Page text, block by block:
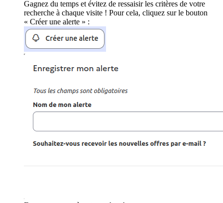
Gagnez du temps et évitez de ressaisir les critères de votre
recherche à chaque visite ! Pour cela, cliquez sur le bouton
« Créer une alerte » :